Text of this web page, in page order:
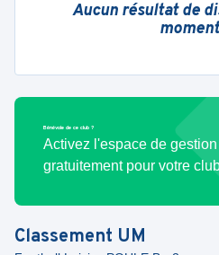
Aucun résultat de
Bénévole de ce club ?
Activez l'espace de gestion
gratuitement pour votre
Classement UM